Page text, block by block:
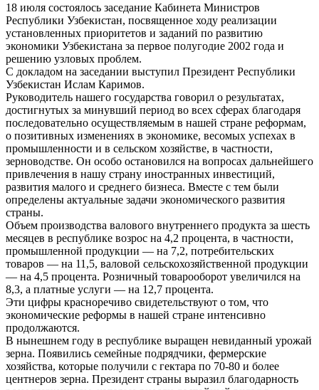
18 июля состоялось заседание Кабинета Министров
Республики Узбекистан, посвященное ходу реализации
установленных приоритетов и заданий по развитию
экономики Узбекистана за первое полугодие 2002 года и
решению узловых проблем.
С докладом на заседании выступил Президент Республики
Узбекистан Ислам Каримов.
Руководитель нашего государства говорил о результатах,
достигнутых за минувший период во всех сферах благодаря
последовательно осуществляемым в нашей стране реформам,
о позитивных изменениях в экономике, весомых успехах в
промышленности и в сельском хозяйстве, в частности,
зерноводстве. Он особо остановился на вопросах дальнейшего
привлечения в нашу страну иностранных инвестиций,
развития малого и среднего бизнеса. Вместе с тем были
определены актуальные задачи экономического развития
страны.
Объем производства валового внутреннего продукта за шесть
месяцев в республике возрос на 4,2 процента, в частности,
промышленной продукции — на 7,2, потребительских
товаров — на 11,5, валовой сельскохозяйственной продукции
— на 4,5 процента. Розничный товарооборот увеличился на
8,3, а платные услуги — на 12,7 процента.
Эти цифры красноречиво свидетельствуют о том, что
экономические реформы в нашей стране интенсивно
продолжаются.
В нынешнем году в республике выращен невиданный урожай
зерна. Появились семейные подрядчики, фермерские
хозяйства, которые получили с гектара по 70-80 и более
центнеров зерна. Президент страны выразил благодарность